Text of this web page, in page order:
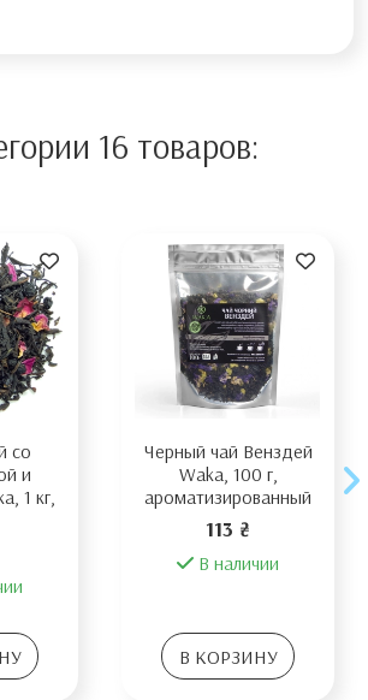
16 товаров:
со
и
1 кг,
Черный чай Венздей
Waka, 100 г,
ароматизированный
113 ₴
В наличии
В КОРЗИНУ